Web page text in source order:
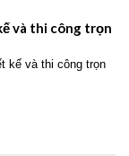
và thi công trọn
kế và thi công trọn